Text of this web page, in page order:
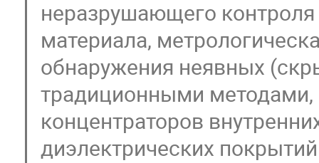
неразрушающего
материала,
обнаружения неявных
традиционными методами,
концентраторов
диэлектрических